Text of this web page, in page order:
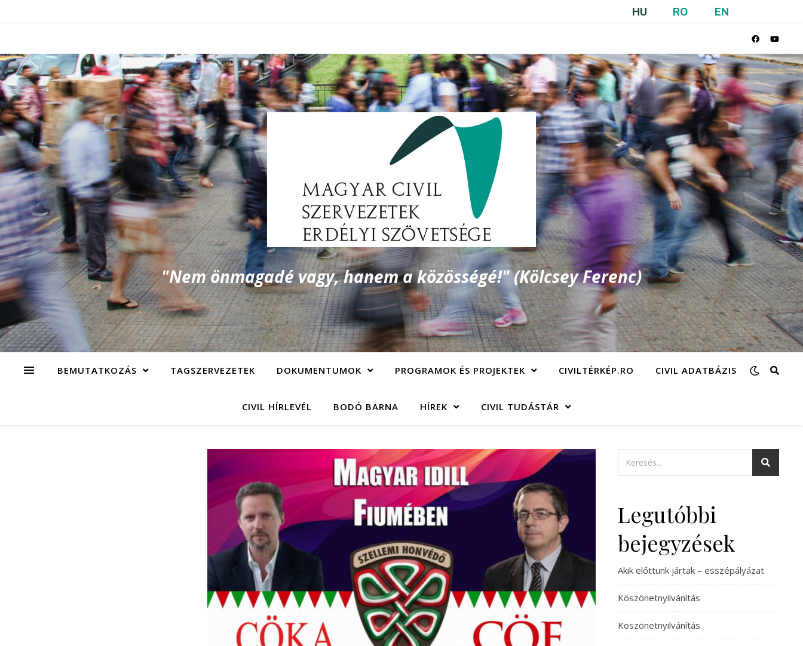
HU RO EN
"Nem önmagadé vagy, hanem a közösségé!" (Kölcsey Ferenc)
BEMUTATKOZÁS TAGSZERVEZETEK DOKUMENTUMOK PROGRAMOK ÉS PROJEKTEK CIVILTÉRKÉP.RO CIVIL ADATBÁZIS
CIVIL HÍRLEVÉL BODÓ BARNA HÍREK CIVIL TUDÁSTÁR
Legutóbbi
bejegyzések
Akik előttünk jártak – esszépályázat
Köszönetnyilvánítás
Köszönetnyilvánítás